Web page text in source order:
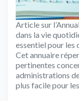
Article sur
dans la vie
essentiel pour les
Cet annuaire
pertinentes
administrations
plus facile pour